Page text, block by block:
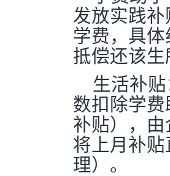
发放实践
学费，具
抵偿还该
生活补
数扣除学
补贴），
将上月补
理）。